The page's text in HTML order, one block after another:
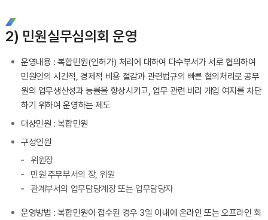
2) 민원실무심의회 운영
운영내용 : 복합민원(인허가) 처리에 대하여 다수부서가 서로 협의하여
민원인의 시간적, 경제적 비용 절감과 관련법규의 빠른 협의처리로 공무
원의 업무생산성과 능률을 향상시키고, 업무 관련 비리 개입 여지를 차단
하기 위하여 운영하는 제도
대상민원 : 복합민원
구성인원
위원장
민원 주무부서의 장, 위원
관계부서의 업무담당계장 또는 업무담당자
운영방법 : 복합민원이 접수된 경우 3일 이내에 온라인 또는 오프라인 회